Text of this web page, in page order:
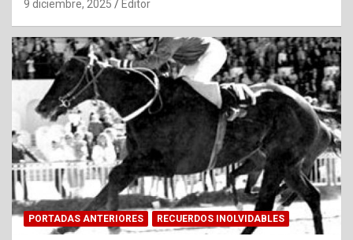
9 diciembre, 2025 Editor
PORTADAS ANTERIORES RECUERDOS INOLVIDABLES